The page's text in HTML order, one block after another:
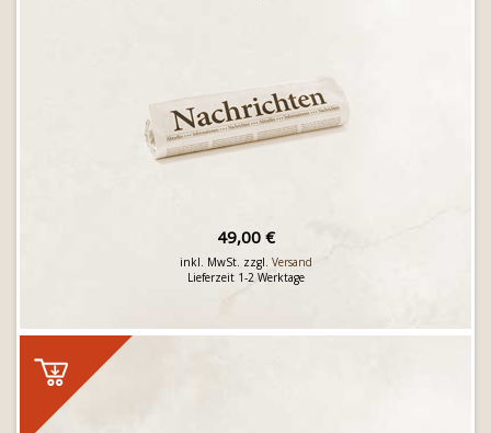
49,00 €
inkl. MwSt. zzgl. Versand
Lieferzeit 1-2 Werktage